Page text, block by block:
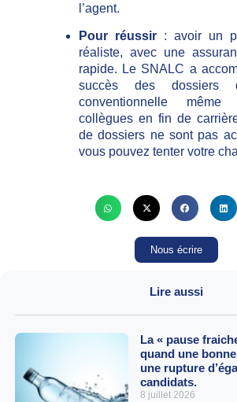
l’agent.
Pour réussir : avoir un
réaliste, avec une
rapide. Le SNALC a
succès des dossiers
conventionnelle
collègues en fin de
de dossiers ne sont pas
vous pouvez tenter votre
Nous écrire
Lire aussi
La « pause
quand une
une rupture
candidats.
8 juillet 2026